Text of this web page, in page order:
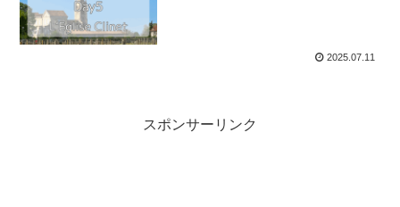
2025.07.11
スポンサーリンク